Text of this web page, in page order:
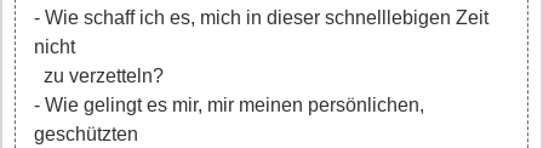
- Wie schaff ich es, mich in dieser schnelllebigen Zeit
nicht
zu verzetteln?
- Wie gelingt es mir, mir meinen persönlichen,
geschützten